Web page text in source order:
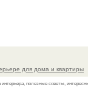
для дома и квартиры
полезные советы,